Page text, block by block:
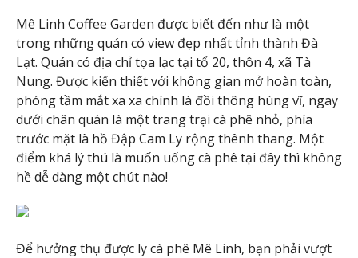
Mê Linh Coffee Garden được biết đến như là một
trong những quán có view đẹp nhất tỉnh thành Đà
Lạt. Quán có địa chỉ tọa lạc tại tổ 20, thôn 4, xã Tà
Nung. Được kiến thiết với không gian mở hoàn toàn,
phóng tầm mắt xa xa chính là đồi thông hùng vĩ, ngay
dưới chân quán là một trang trại cà phê nhỏ, phía
trước mặt là hồ Đập Cam Ly rộng thênh thang. Một
điểm khá lý thú là muốn uống cà phê tại đây thì không
hề dễ dàng một chút nào!
Để hưởng thụ được ly cà phê Mê Linh, bạn phải vượt